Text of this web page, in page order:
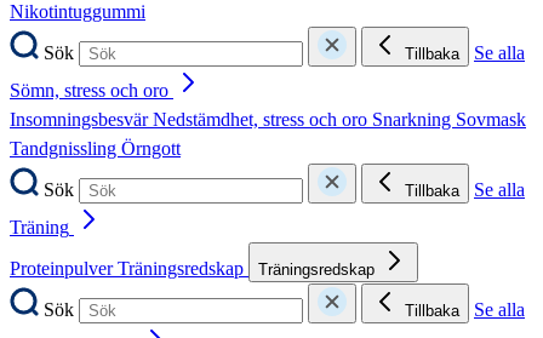
Nikotintuggummi
Sök
Tillbaka
Se alla
Sömn, stress och oro
InsomningsbesvärNedstämdhet, stress och oro Snarkning Sovmask
Tandgnissling Örngott
Sök
Tillbaka
Se alla
Träning
ProteinpulverTräningsredskap Träningsredskap
Sök Tillbaka
Se alla